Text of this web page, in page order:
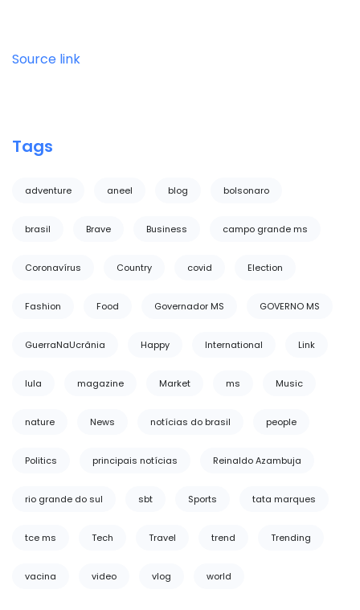
Source link
Tags
adventure aneel blog bolsonaro
brasil Brave Business campo grande ms
Coronavírus Country covid Election
Fashion Food Governador MS GOVERNO MS
GuerraNaUcrânia Happy International Link
lula magazine Market ms Music
nature News notícias do brasil people
Politics principais notícias Reinaldo Azambuja
rio grande do sul sbt Sports tata marques
tce ms Tech Travel trend Trending
vacina video vlog world